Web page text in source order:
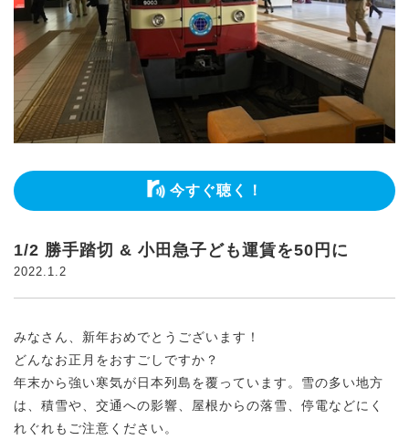
今すぐ聴く！
1/2 勝手踏切 & 小田急子ども運賃を50円に
2022.1.2
みなさん、新年おめでとうございます！
どんなお正月をおすごしですか？
年末から強い寒気が日本列島を覆っています。雪の多い地方
は、積雪や、交通への影響、屋根からの落雪、停電などにく
れぐれもご注意ください。